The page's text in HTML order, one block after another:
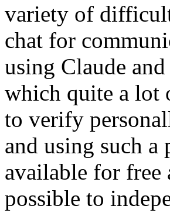
variety of
chat for
using Claude
which quite a lot
to verify
and using such
available for
possible to